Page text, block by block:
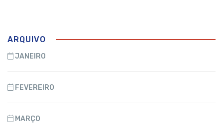
ARQUIVO
JANEIRO
FEVEREIRO
MARÇO